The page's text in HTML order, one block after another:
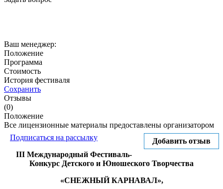
Ваш менеджер:
Положение
Программа
Стоимость
История фестиваля
Сохранить
Отзывы
(0)
Положение
Все лицензионные материалы предоставлены организатором
Добавить отзыв
Подписаться на рассылку
IIIМеждународный Фестиваль-
Конкурс Детского и Юношеского Творчества
«СНЕЖНЫЙ КАРНАВАЛ»,